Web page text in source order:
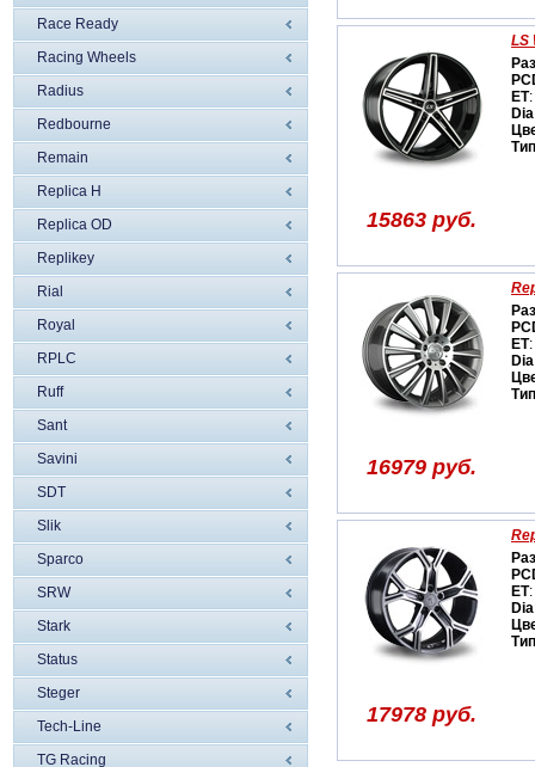
Race Ready
Racing Wheels
Radius
Redbourne
Remain
Replica H
Replica OD
Replikey
Rial
Royal
RPLC
Ruff
Sant
Savini
SDT
Slik
Sparco
SRW
Stark
Status
Steger
Tech-Line
TG Racing
LS
ET
Dia
Тип
15863 руб.
ET
Dia
Тип
16979 руб.
ET
Dia
Тип
17978 руб.